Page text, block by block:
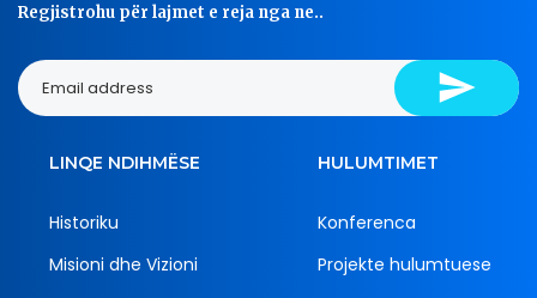
Regjistrohu për lajmet e reja nga ne..
LINQE NDIHMËSE
Historiku
Misioni dhe Vizioni
HULUMTIMET
Konferenca
Projekte hulumtuese